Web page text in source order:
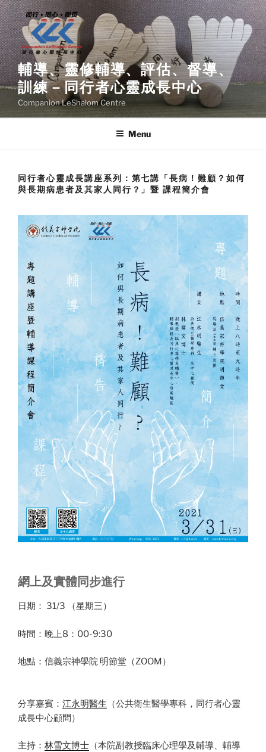
Skip
to
content
輔導、靈修輔導、評估、督導、
訓練－同行者心靈成長中心
Companion LeShalom Centre
Menu
同行者心靈成長講座系列：第七講「長病！難顧？如何
與長期病患者及其家人同行？」暨 課程簡介會
網上及實體同步進行
日期： 31/3 （星期三）
時間：晚上8：00-9:30
地點：信義宗神學院 明節堂（ZOOM）
分享嘉賓： 江永明醫生 （公共衛生醫學專科，同行者心靈
成長中心顧問）
主持： 林雪文博士 （本院副教授臨床心理學及輔導、輔導